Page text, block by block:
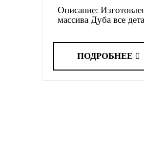
Описание:
массива Дуба все
ПОДРОБНЕЕ